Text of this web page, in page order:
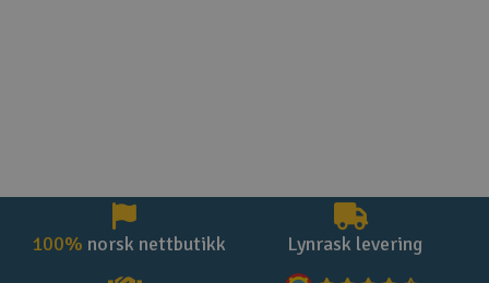
100% norsk nettbutikk Lynrask levering